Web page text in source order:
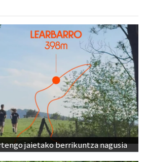
jaietako berrikuntza nagusia